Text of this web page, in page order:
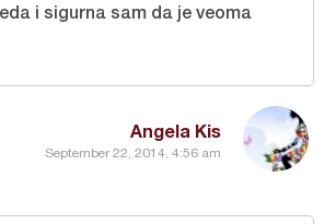
Angela Kis
September 22, 2014, 4:56 am
i sigurna sam da je veoma